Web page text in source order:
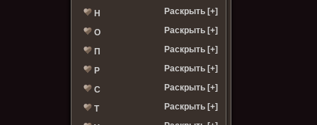
Н Раскрыть [+]
О Раскрыть [+]
П Раскрыть [+]
Р Раскрыть [+]
С Раскрыть [+]
Т Раскрыть [+]